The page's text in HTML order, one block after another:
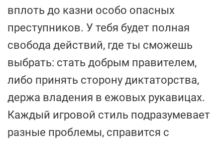
вплоть до казни особо опасных
преступников. У тебя будет полная
свобода действий, где ты сможешь
выбрать: стать добрым правителем,
либо принять сторону диктаторства,
держа владения в ежовых рукавицах.
Каждый игровой стиль подразумевает
разные проблемы, справится с